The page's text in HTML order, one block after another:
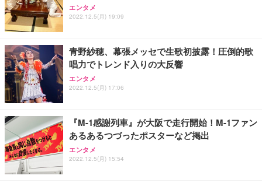
エンタメ
2022.12.5(月) 19:09
青野紗穂、幕張メッセで生歌初披露！圧倒的歌
唱力でトレンド入りの大反響
エンタメ
2022.12.5(月) 17:06
『M-1感謝列車』が大阪で走行開始！M-1ファン
あるあるつづったポスターなど掲出
エンタメ
2022.12.5(月) 15:54